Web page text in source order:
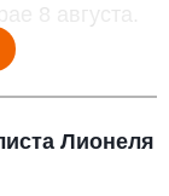
8 августа.
Лионеля